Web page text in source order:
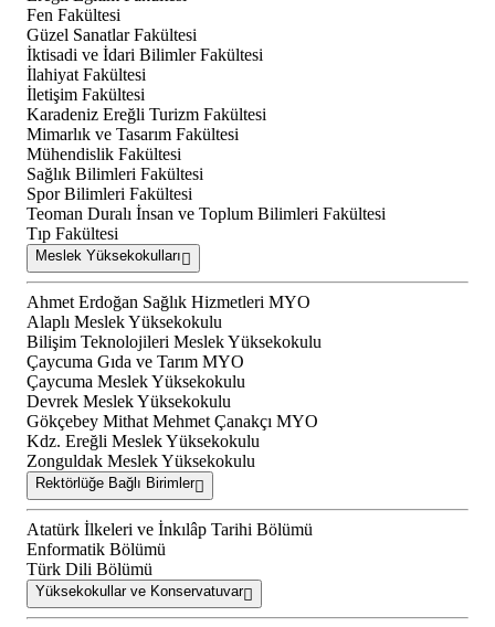
Fen Fakültesi
Güzel Sanatlar Fakültesi
İktisadi ve İdari Bilimler Fakültesi
İlahiyat Fakültesi
İletişim Fakültesi
Karadeniz Ereğli Turizm Fakültesi
Mimarlık ve Tasarım Fakültesi
Mühendislik Fakültesi
Sağlık Bilimleri Fakültesi
Spor Bilimleri Fakültesi
Teoman Duralı İnsan ve Toplum Bilimleri Fakültesi
Tıp Fakültesi
Meslek Yüksekokulları
Ahmet Erdoğan Sağlık Hizmetleri MYO
Alaplı Meslek Yüksekokulu
Bilişim Teknolojileri Meslek Yüksekokulu
Çaycuma Gıda ve Tarım MYO
Çaycuma Meslek Yüksekokulu
Devrek Meslek Yüksekokulu
Gökçebey Mithat Mehmet Çanakçı MYO
Kdz. Ereğli Meslek Yüksekokulu
Zonguldak Meslek Yüksekokulu
Rektörlüğe Bağlı Birimler
Atatürk İlkeleri ve İnkılâp Tarihi Bölümü
Enformatik Bölümü
Türk Dili Bölümü
Yüksekokullar ve Konservatuvar